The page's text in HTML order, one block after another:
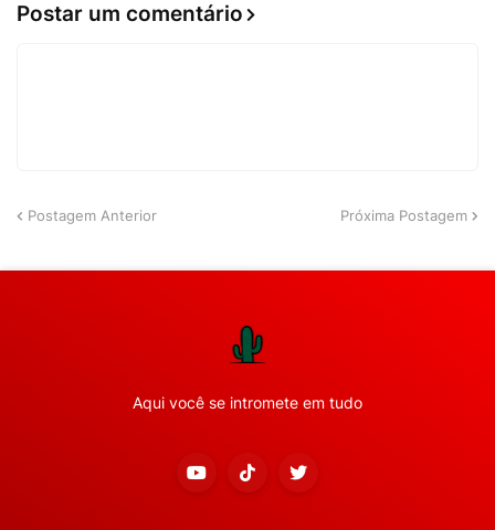
Postar um comentário
Postagem Anterior Próxima Postagem
Aqui você se intromete em tudo